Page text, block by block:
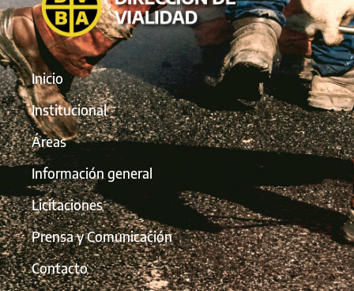
Inicio
Institucional
Áreas
Información general
Licitaciones
Prensa y Comunicación
Contacto